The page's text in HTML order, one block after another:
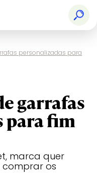
personalizadas para
garrafas
para fim
marca quer
comprar os